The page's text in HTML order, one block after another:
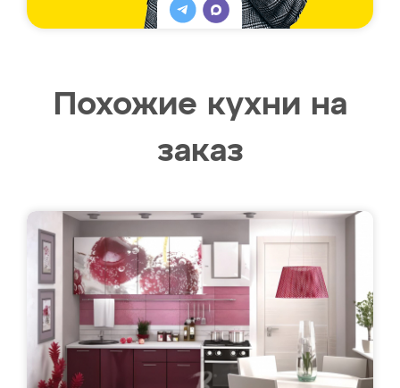
Похожие кухни на
заказ